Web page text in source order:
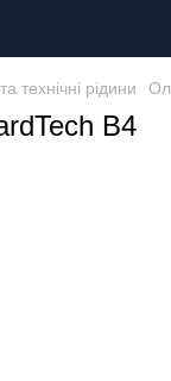
технічні рідини
B4